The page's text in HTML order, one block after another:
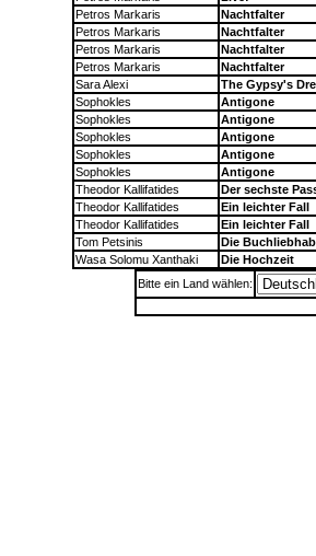
Petros Markaris
Nachtfalter
Petros Markaris
Nachtfalter
Petros Markaris
Nachtfalter
Petros Markaris
Nachtfalter
Sara Alexi
The Gypsy's
Sophokles
Antigone
Sophokles
Antigone
Sophokles
Antigone
Sophokles
Antigone
Sophokles
Antigone
Theodor Kallifatides
Der sechste
Theodor Kallifatides
Ein leichter Fall
Theodor Kallifatides
Ein leichter Fall
Tom Petsinis
Die
Wasa Solomu Xanthaki
Die Hochzeit
Bitte ein Land wählen: